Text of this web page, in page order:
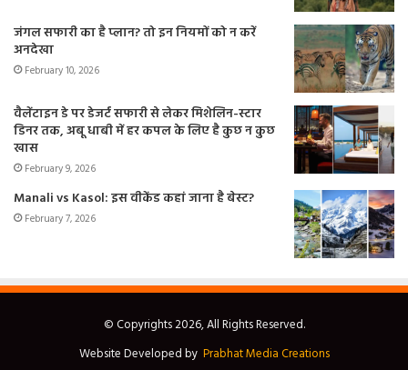
जंगल सफारी का है प्लान? तो इन नियमों को न करें
अनदेखा
February 10, 2026
वैलेंटाइन डे पर डेजर्ट सफारी से लेकर मिशेलिन-स्टार
डिनर तक, अबू धाबी में हर कपल के लिए है कुछ न कुछ
खास
February 9, 2026
Manali vs Kasol: इस वीकेंड कहां जाना है बेस्ट?
February 7, 2026
© Copyrights 2026, All Rights Reserved.
Website Developed by Prabhat Media Creations